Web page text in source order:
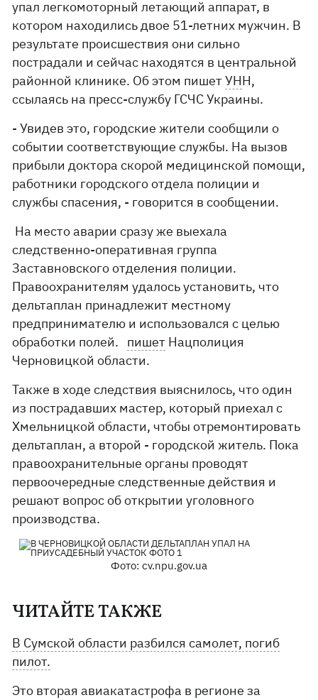
упал легкомоторный летающий аппарат, в
котором находились двое 51-летних мужчин. В
результате происшествия они сильно
пострадали и сейчас находятся в центральной
районной клинике. Об этом пишетУНН,
ссылаясь на пресс-службу ГСЧС Украины.
- Увидев это, городские жители сообщили о
событии соответствующие службы. На вызов
прибыли доктора скорой медицинской помощи,
работники городского отдела полиции и
службы спасения, - говорится в сообщении.
На место аварии сразу же выехала
следственно-оперативная группа
Заставновского отделения полиции.
Правоохранителям удалось установить, что
дельтаплан принадлежит местному
предпринимателю и использовался с целью
обработки полей. пишет Нацполиция
Черновицкой области.
Также в ходе следствия выяснилось, что один
из пострадавших мастер, который приехал с
Хмельницкой области, чтобы отремонтировать
дельтаплан, а второй - городской житель. Пока
правоохранительные органы проводят
первоочередные следственные действия и
решают вопрос об открытии уголовного
производства.
Фото: cv.npu.gov.ua
ЧИТАЙТЕ ТАКЖЕ
В Сумской области разбился самолет, погиб
пилот.
Это вторая авиакатастрофа в регионе за